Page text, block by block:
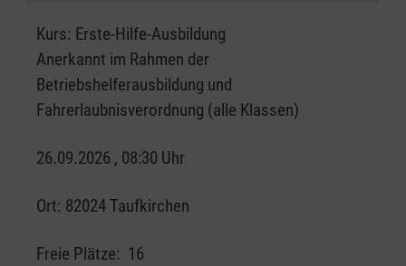
Kurs: Erste-Hilfe-Ausbildung
Anerkannt im Rahmen der
Betriebshelferausbildung und
Fahrerlaubnisverordnung (alle Klassen)
26.09.2026 , 08:30 Uhr
Ort: 82024 Taufkirchen
Freie Plätze: 16